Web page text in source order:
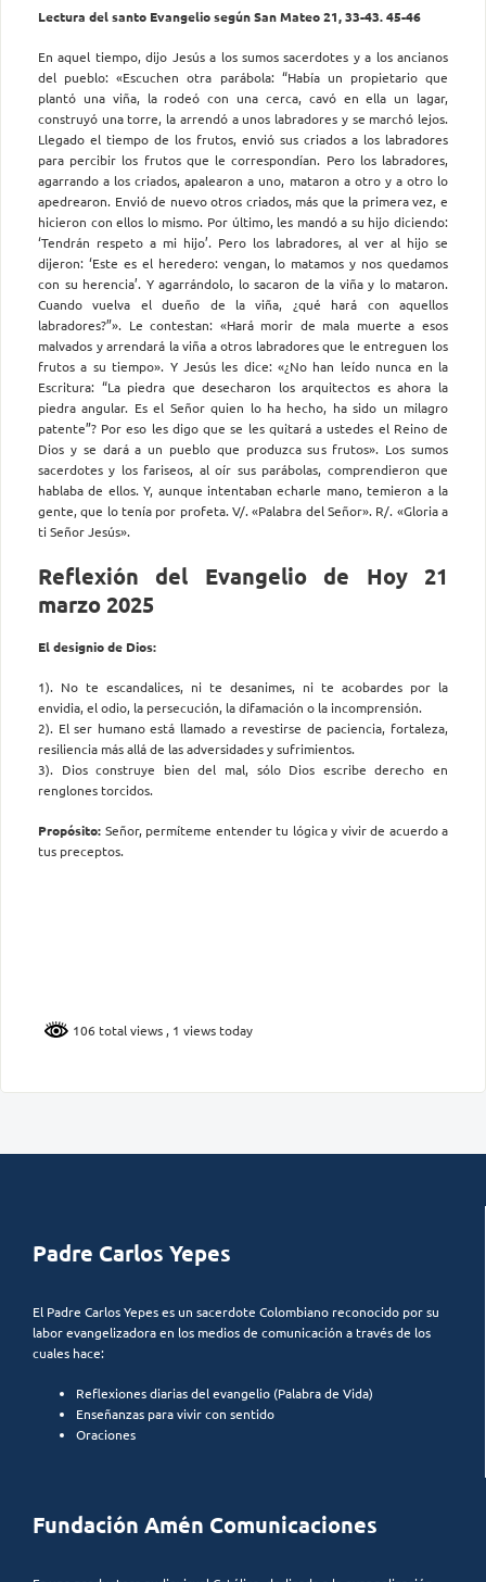
Lectura del santo Evangelio según San Mateo 21, 33-43. 45-46
En aquel tiempo, dijo Jesús a los sumos sacerdotes y a los ancianos
del pueblo: «Escuchen otra parábola: “Había un propietario que
plantó una viña, la rodeó con una cerca, cavó en ella un lagar,
construyó una torre, la arrendó a unos labradores y se marchó lejos.
Llegado el tiempo de los frutos, envió sus criados a los labradores
para percibir los frutos que le correspondían. Pero los labradores,
agarrando a los criados, apalearon a uno, mataron a otro y a otro lo
apedrearon. Envió de nuevo otros criados, más que la primera vez, e
hicieron con ellos lo mismo. Por último, les mandó a su hijo diciendo:
‘Tendrán respeto a mi hijo’. Pero los labradores, al ver al hijo se
dijeron: ‘Este es el heredero: vengan, lo matamos y nos quedamos
con su herencia’. Y agarrándolo, lo sacaron de la viña y lo mataron.
Cuando vuelva el dueño de la viña, ¿qué hará con aquellos
labradores?”». Le contestan: «Hará morir de mala muerte a esos
malvados y arrendará la viña a otros labradores que le entreguen los
frutos a su tiempo». Y Jesús les dice: «¿No han leído nunca en la
Escritura: “La piedra que desecharon los arquitectos es ahora la
piedra angular. Es el Señor quien lo ha hecho, ha sido un milagro
patente”? Por eso les digo que se les quitará a ustedes el Reino de
Dios y se dará a un pueblo que produzca sus frutos». Los sumos
sacerdotes y los fariseos, al oír sus parábolas, comprendieron que
hablaba de ellos. Y, aunque intentaban echarle mano, temieron a la
gente, que lo tenía por profeta. V/. «Palabra del Señor». R/. «Gloria a
ti Señor Jesús».
Reflexión del Evangelio de Hoy 21
marzo 2025
El designio de Dios:
1). No te escandalices, ni te desanimes, ni te acobardes por la
envidia, el odio, la persecución, la difamación o la incomprensión.
2). El ser humano está llamado a revestirse de paciencia, fortaleza,
resiliencia más allá de las adversidades y sufrimientos.
3). Dios construye bien del mal, sólo Dios escribe derecho en
renglones torcidos.
Propósito: Señor, permíteme entender tu lógica y vivir de acuerdo a
tus preceptos.
106 total views , 1 views today
Padre Carlos Yepes
El Padre Carlos Yepes es un sacerdote Colombiano reconocido por su
labor evangelizadora en los medios de comunicación a través de los
cuales hace:
Reflexiones diarias del evangelio (Palabra de Vida)
Enseñanzas para vivir con sentido
Oraciones
Fundación Amén Comunicaciones